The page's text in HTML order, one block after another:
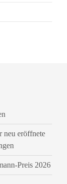
neu eröffnete
Preis 2026